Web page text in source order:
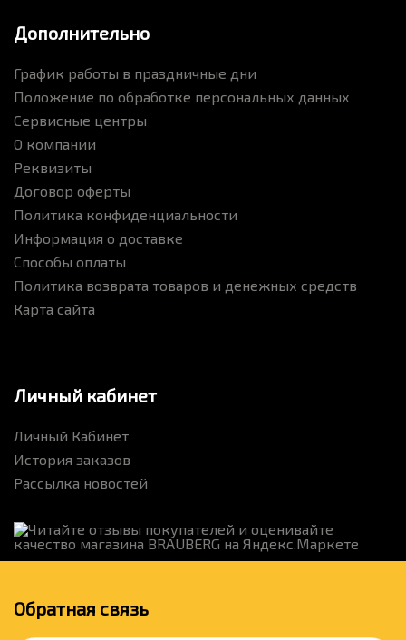
Дополнительно
График работы в праздничные дни
Положение по обработке персональных данных
Сервисные центры
О компании
Реквизиты
Договор оферты
Политика конфиденциальности
Информация о доставке
Способы оплаты
Политика возврата товаров и денежных средств
Карта сайта
Личный кабинет
Личный Кабинет
История заказов
Рассылка новостей
Обратная связь